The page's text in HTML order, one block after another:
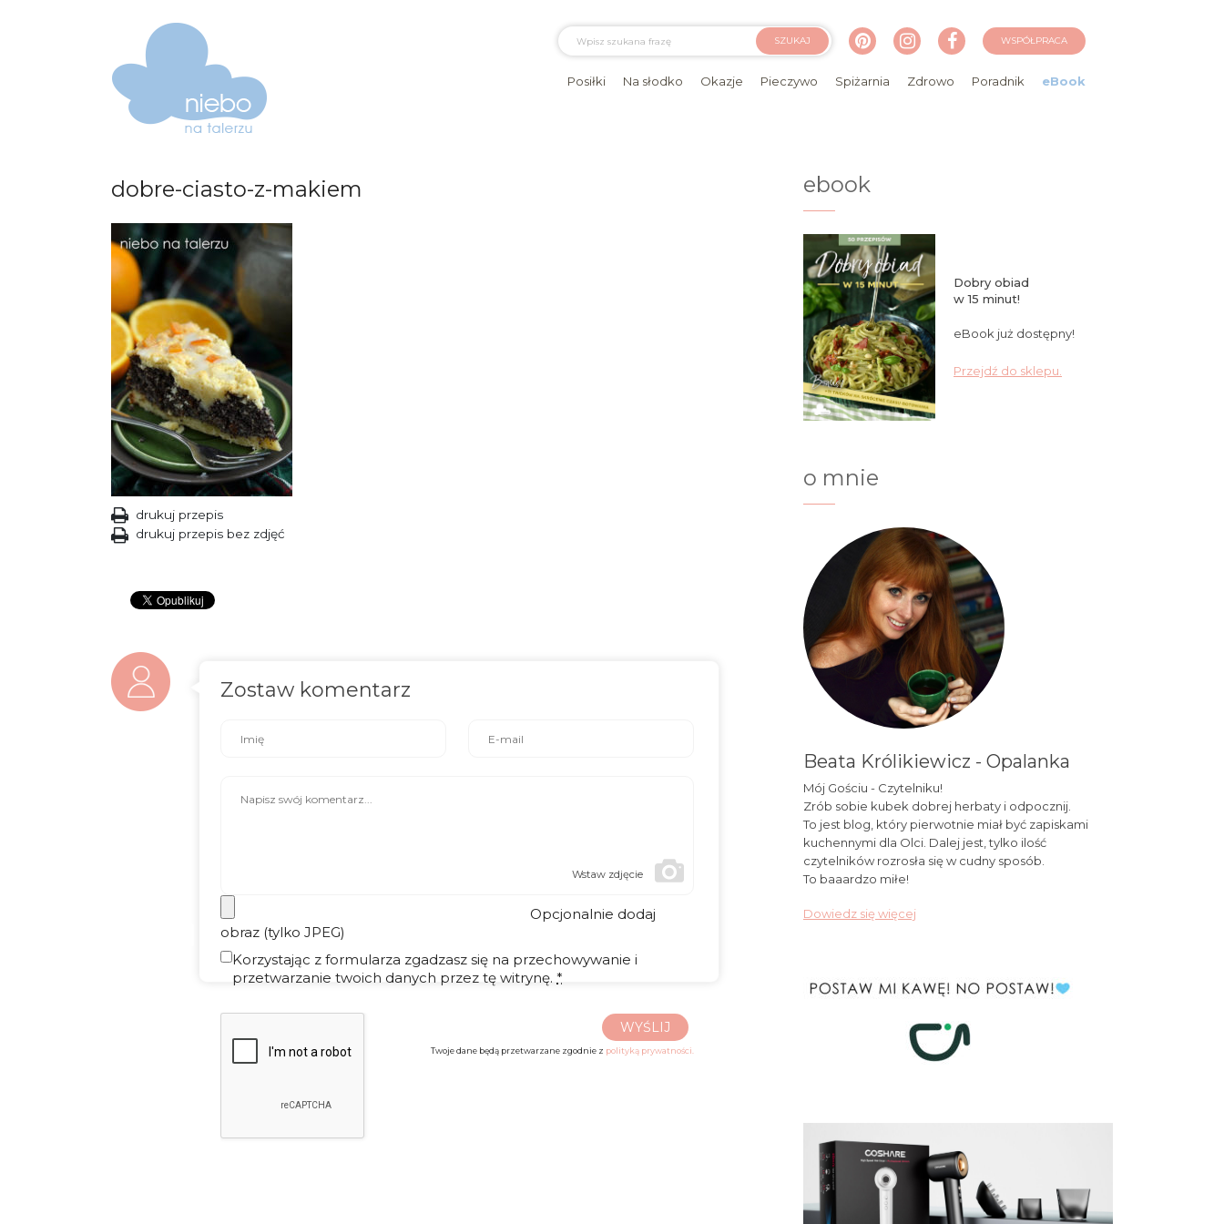
SZUKAJ WSPÓŁPRACA
Posiłki Na słodko Okazje Pieczywo Spiżarnia Zdrowo Poradnik eBook
dobre-ciasto-z-makiem
drukuj przepis
drukuj przepis bez zdjęć
Zostaw komentarz
Wstaw zdjęcie
Opcjonalnie dodaj
obraz (tylko JPEG)
Korzystając z formularza zgadzasz się na przechowywanie i
przetwarzanie twoich danych przez tę witrynę. *
WYŚLIJ
Twoje dane będą przetwarzane zgodnie z polityką prywatności.
ebook
Dobry obiad
w 15 minut!
eBook już dostępny!
Przejdź do sklepu.
o mnie
Beata Królikiewicz - Opalanka
Mój Gościu - Czytelniku!
Zrób sobie kubek dobrej herbaty i odpocznij.
To jest blog, który pierwotnie miał być zapiskami
kuchennymi dla Olci. Dalej jest, tylko ilość
czytelników rozrosła się w cudny sposób.
To baaardzo miłe!
Dowiedz się więcej